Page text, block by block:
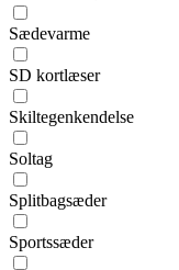
Sædevarme
SD kortlæser
Skiltegenkendelse
Soltag
Splitbagsæder
Sportssæder